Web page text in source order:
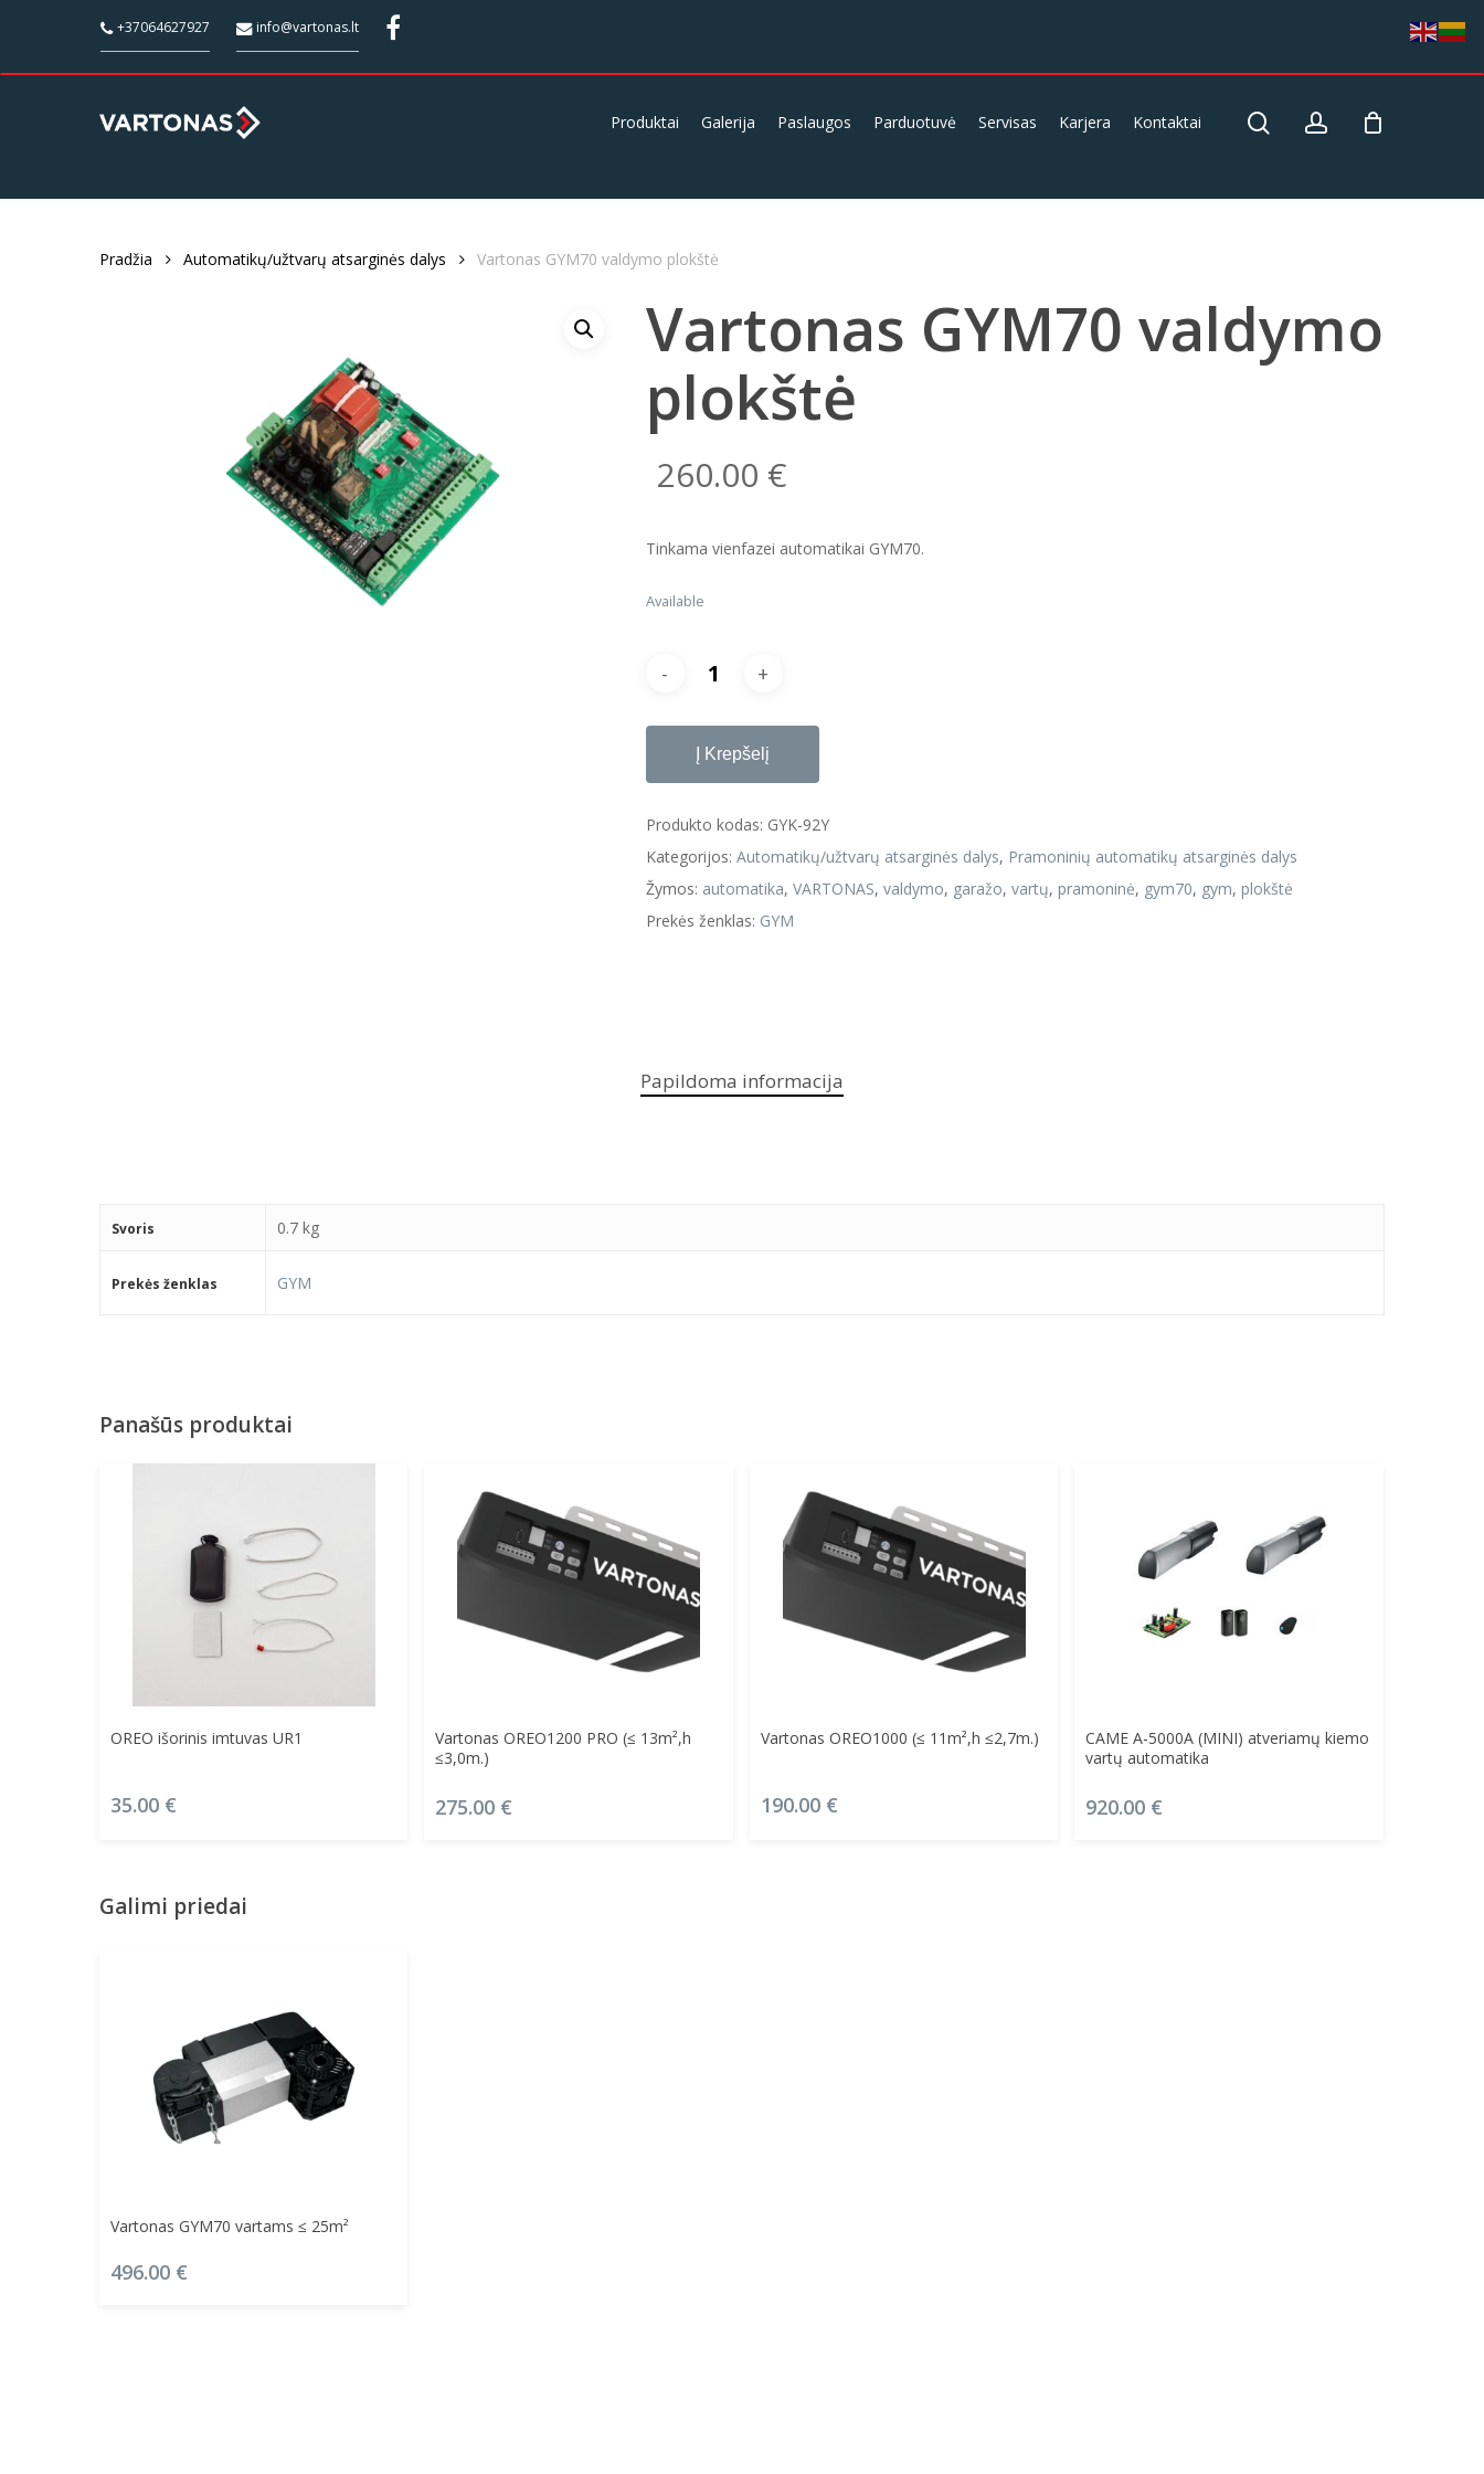
main
+37064627927 info@vartonas.lt
Spauskite "Enter", kad ieškotumėte arba "ESC", kad išjungtumėte
Produktai Galerija Paslaugos Parduotuvė Servisas Karjera Kontaktai searchaccount
Pradžia Automatikų/užtvarų atsarginės dalys Vartonas GYM70 valdymo plokštė
Vartonas GYM70 valdymo
plokštė
260.00 €
Tinkama vienfazei automatikai GYM70.
Available
Į Krepšelį
Produkto kodas: GYK-92Y
Kategorijos: Automatikų/užtvarų atsarginės dalys, Pramoninių automatikų atsarginės dalys
Žymos: automatika, VARTONAS, valdymo, garažo, vartų, pramoninė, gym70, gym, plokštė
Prekės ženklas: GYM
Papildoma informacija
Svoris 0.7 kg
Prekės ženklas GYM
Panašūs produktai
Į Krepšelį
OREO išorinis imtuvas UR1
35.00 €
Daugiau
Vartonas OREO1200 PRO (≤ 13m²,h
≤3,0m.)
275.00 €
Daugiau
Vartonas OREO1000 (≤ 11m²,h ≤2,7m.)
190.00 €
Į Krepšelį
CAME A-5000A (MINI) atveriamų kiemo
vartų automatika
920.00 €
Galimi priedai
Vartonas GYM70 vartams ≤ 25m²
496.00 €